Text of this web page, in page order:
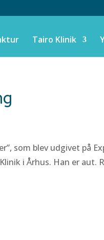
Tairo Klinik
som blev udgivet på
i Århus. Han er aut.